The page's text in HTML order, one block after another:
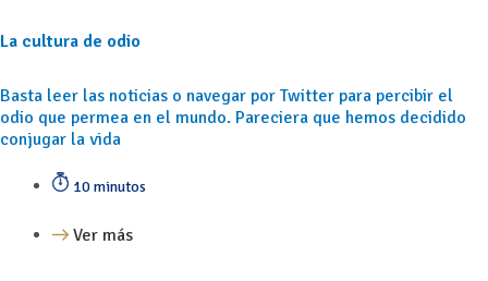
La cultura de odio
Basta leer las noticias o navegar por Twitter para percibir el
odio que permea en el mundo. Pareciera que hemos decidido
conjugar la vida
10 minutos
Ver más